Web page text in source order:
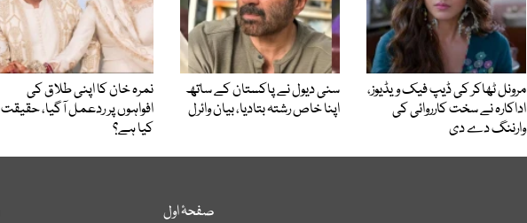
مرونل ٹھاکر کی ڈیپ فیک ویڈیوز،
اداکارہ نے سخت کارروائی کی
وارننگ دے دی
سنی دیول نے پاکستان کے ساتھ
اپنا خاص رشتہ بتادیا، بیان وائرل
نمرہ خان کا اپنی طلاق کی
افواہوں پر ردعمل آگیا، حقیقت
کیا ہے؟
صفحۂ اول